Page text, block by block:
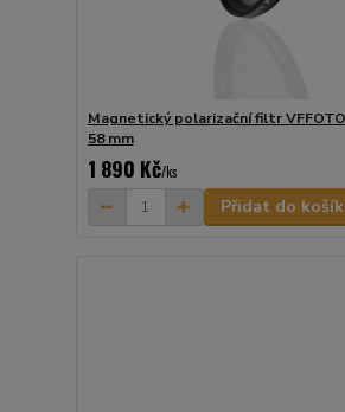
Magnetický polarizační filtr
58 mm
1 890 Kč/ks
Přidat do